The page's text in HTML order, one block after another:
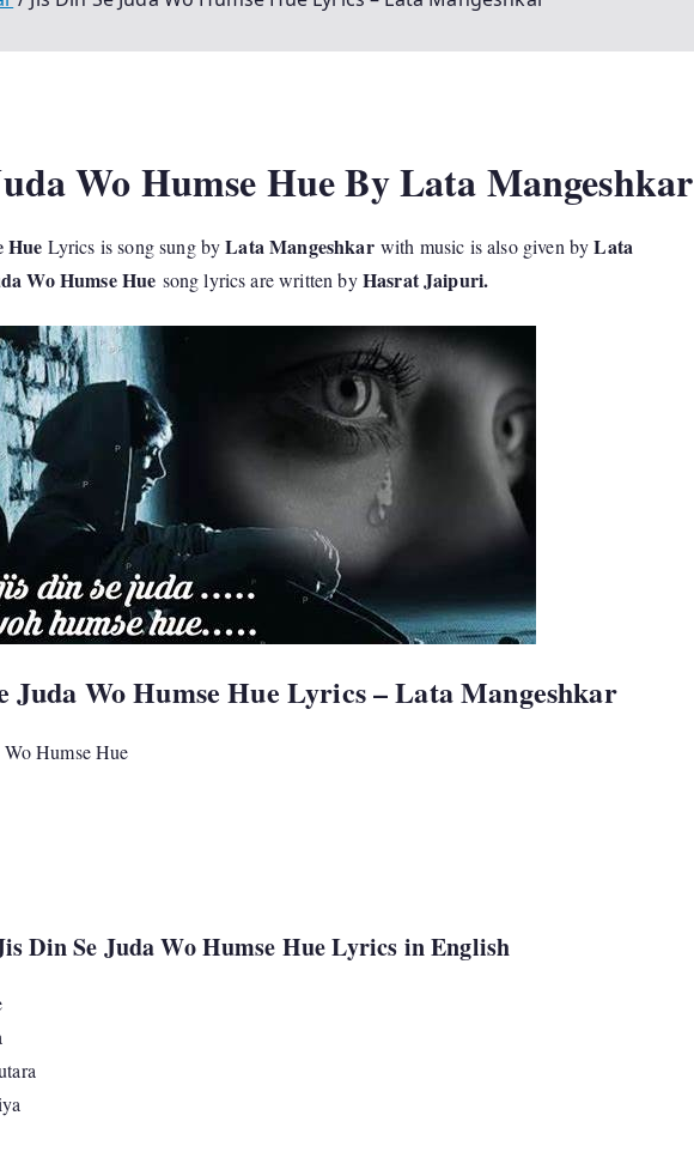
Wo Humse Hue By Lata Mangeshkar
Hue Lyrics is song sung byLata Mangeshkar with music is also given byLata
Wo Humse Hue song lyrics are written byHasrat Jaipuri.
Juda Wo Humse Hue Lyrics – Lata Mangeshkar
Humse Hue
Din Se Juda Wo Humse Hue Lyrics in English